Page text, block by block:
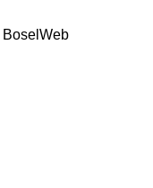
BoselWeb